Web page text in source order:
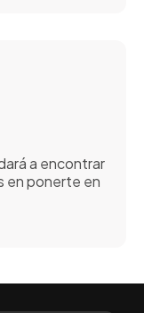
a encontrar
en ponerte en